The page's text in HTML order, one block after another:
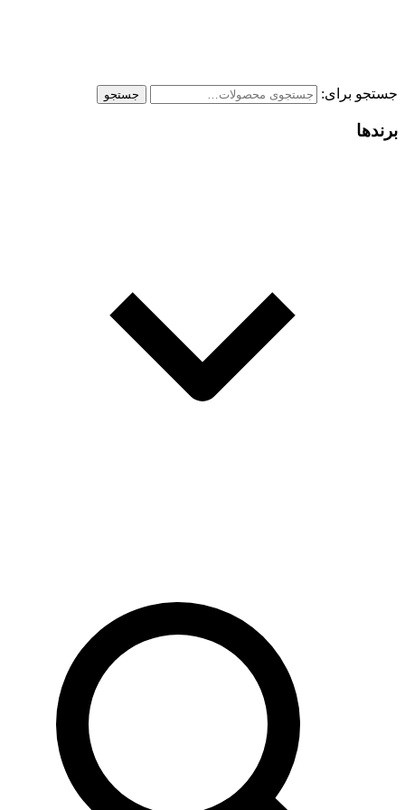
جستجو برای: جستجو
برندها